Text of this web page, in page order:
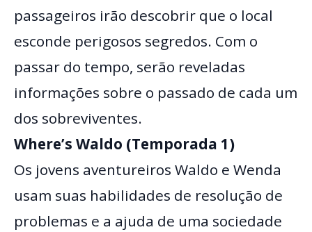
passageiros irão descobrir que o local
esconde perigosos segredos. Com o
passar do tempo, serão reveladas
informações sobre o passado de cada um
dos sobreviventes.
Where’s Waldo (Temporada 1)
Os jovens aventureiros Waldo e Wenda
usam suas habilidades de resolução de
problemas e a ajuda de uma sociedade